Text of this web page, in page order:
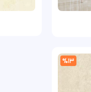
%13